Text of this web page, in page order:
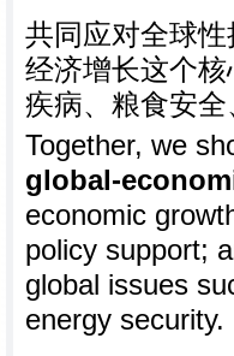
共同应对全球性
经济增长这个
疾病、粮食安
Together, we
global-
economic
policy support;
global issues
energy security.